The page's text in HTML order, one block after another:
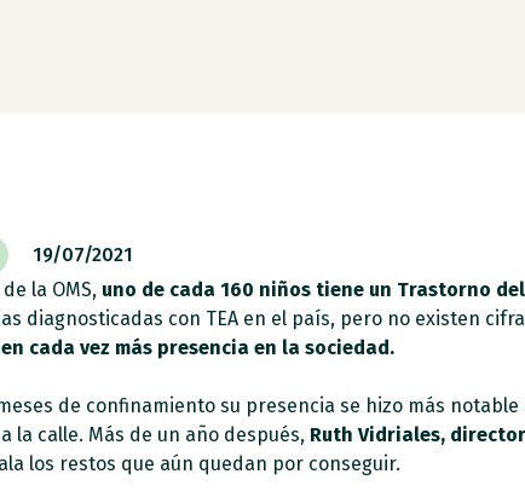
19/07/2021
la OMS, uno de cada 160 niños tiene un Trastorno
diagnosticadas con TEA en el país, pero no existen
cada vez más presencia en la sociedad.
de confinamiento su presencia se hizo más
la calle. Más de un año después,Ruth Vidriales,
los restos que aún quedan por conseguir.